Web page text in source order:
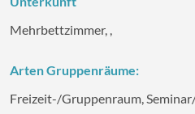
Mehrbettzimmer, ,
Arten Gruppenräume:
Freizeit-/‌Gruppenraum,